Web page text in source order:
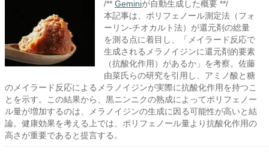
/** Geminiが自動生成した概要 **/
本記事は、ポリフェノール測定法（フォ
ーリン-チオカルト法）が還元剤の総量
を測る点に着目し、「メイラード反応で
生成されるメラノイジンに還元剤的要素
（抗酸化作用）があるか」を考察。佐藤
由菜氏らの研究を引用し、アミノ酸と糖
のメイラード反応によるメラノイジンが実際に抗酸化作用を持つこ
とを示す。この結果から、黒ニンニクの熟成によってポリフェノー
ル量が増加するのは、メラノイジンの生成に因る可能性が高いと結
論。健康効果を考える上では、ポリフェノール量より抗酸化作用の
高さが重要であると提言する。